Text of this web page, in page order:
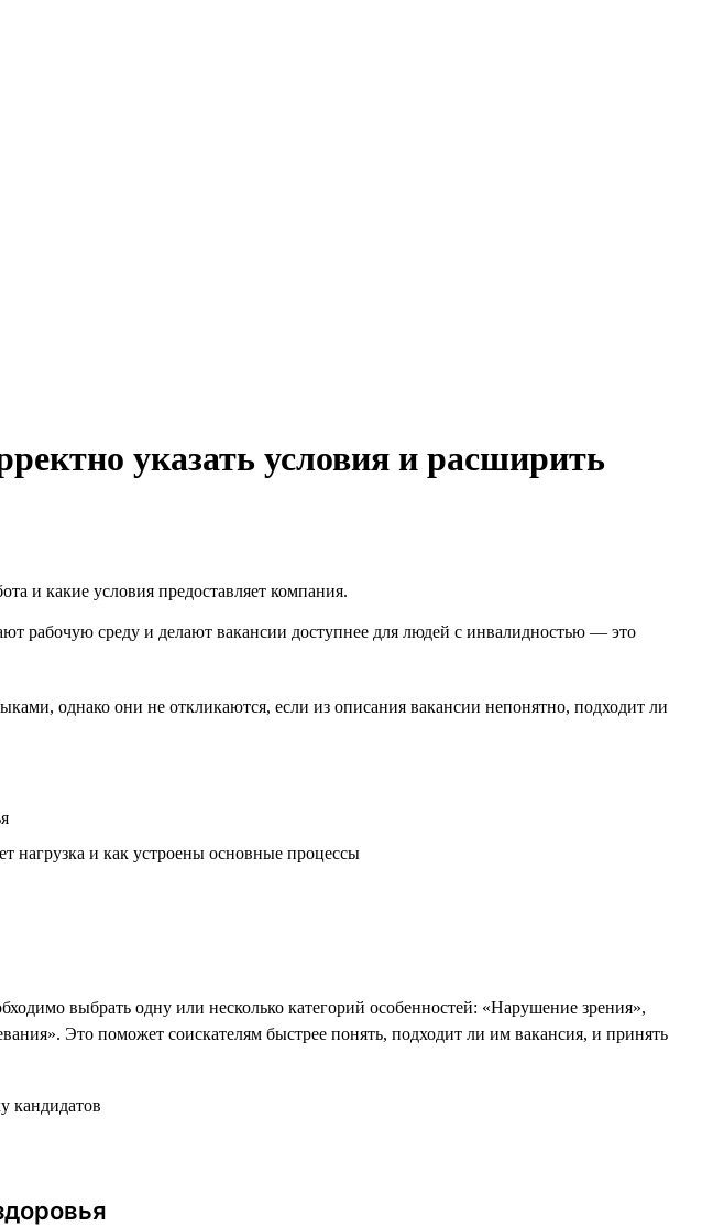
указать условия и расширить
и какие условия предоставляет компания.
рабочую среду и делают вакансии доступнее для людей с инвалидностью — это
однако они не откликаются, если из описания вакансии непонятно, подходит ли
нагрузка и как устроены основные процессы
выбрать одну или несколько категорий особенностей: «Нарушение зрения»,
Это поможет соискателям быстрее понять, подходит ли им вакансия, и принять